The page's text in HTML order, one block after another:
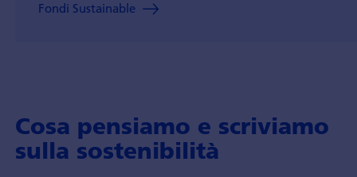
Fondi Sustainable
Cosa pensiamo e scriviamo
sulla sostenibilità